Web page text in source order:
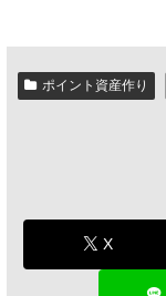
ポイント資産作り
X